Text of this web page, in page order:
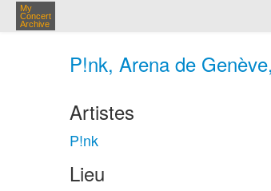
My
Concert
Archive
P!nk, Arena de
Artistes
P!nk
Lieu